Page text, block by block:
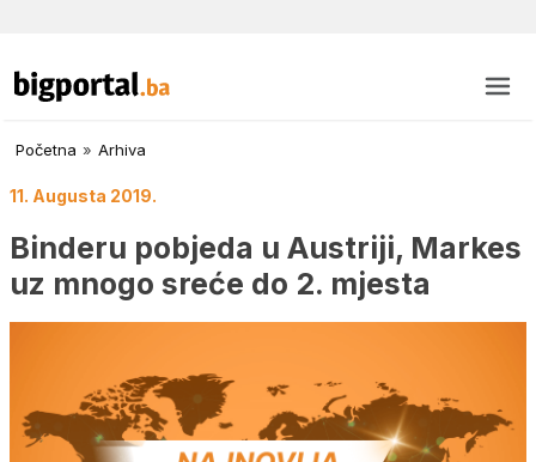
Početna » Arhiva
11. Augusta 2019.
Binderu pobjeda u Austriji, Markes
uz mnogo sreće do 2. mjesta